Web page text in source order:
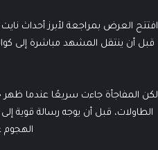
افتتح العرض بمراجعة لأبرز أحداث
قبل أن ينتقل المشهد مباشرة إلى
لكن المفاجأة جاءت سريعًا عندما ظهر
الطاولات، قبل أن يوجه رسالة قوية
الهجوم